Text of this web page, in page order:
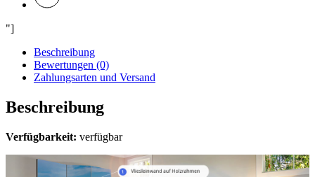
"]
Beschreibung
Bewertungen (0)
Zahlungsarten und Versand
Beschreibung
Verfügbarkeit: verfügbar